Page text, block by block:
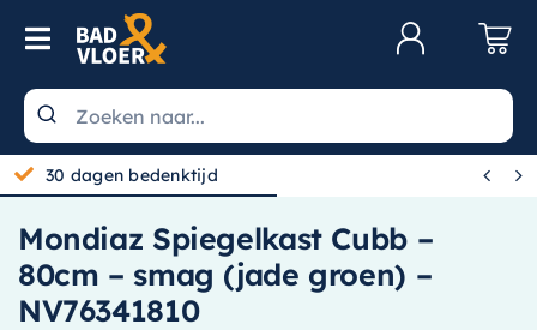
Skip to content
Toggle Navigation
Wastafels
Toiletten
Spiegels
Kranen
30 dagen bedenktijd  
Mondiaz Spiegelkast Cubb –
80cm – smag (jade groen) –
NV76341810